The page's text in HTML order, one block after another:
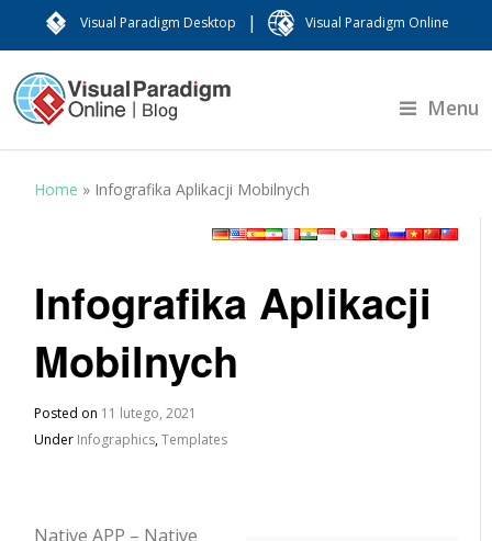
Visual Paradigm Desktop | Visual Paradigm Online
Menu
Home » Infografika Aplikacji Mobilnych
Infografika Aplikacji
Mobilnych
Posted on 11 lutego, 2021
Under Infographics,Templates
Native APP – Native